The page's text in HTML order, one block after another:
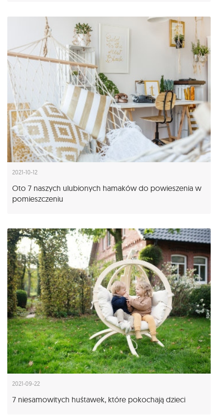
2021-10-12
Oto 7 naszych ulubionych hamaków do powieszenia w
pomieszczeniu
2021-09-22
7 niesamowitych huśtawek, które pokochają dzieci